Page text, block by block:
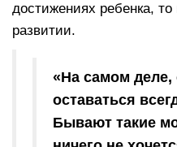
достижениях ребенка, то
развитии.
«На самом
оставаться
Бывают такие